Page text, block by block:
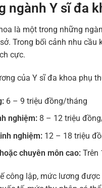
ngành Y sĩ đa
là một trong những
Trong bối cảnh nhu
cực.
của Y sĩ đa khoa phụ
6 – 9 triệu đồng/tháng
nghiệm:8 – 12 triệu
nghiệm:12 – 18 triệu
chuyên môn cao:Trên
công lập, mức lương